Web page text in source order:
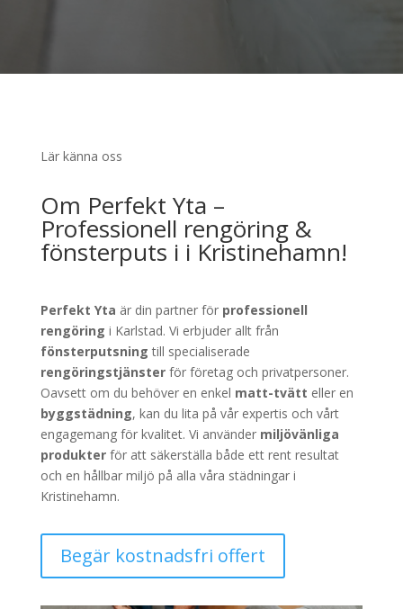
Lär känna oss
Om Perfekt Yta –
Professionell rengöring &
fönsterputs i i Kristinehamn!
Perfekt Yta är din partner för professionell
rengöring i Karlstad. Vi erbjuder allt från
fönsterputsning till specialiserade
rengöringstjänsterför företag och privatpersoner.
Oavsett om du behöver en enkel matt-tvätt eller en
byggstädning, kan du lita på vår expertis och vårt
engagemang för kvalitet. Vi använder miljövänliga
produkterför att säkerställa både ett rent resultat
och en hållbar miljö på alla våra städningar i
Kristinehamn.
Begär kostnadsfri offert